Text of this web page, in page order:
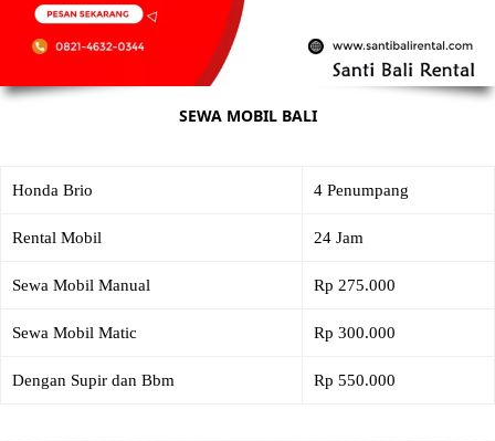
SEWA MOBIL BALI
Honda Brio 4 Penumpang
Rental Mobil 24 Jam
Sewa Mobil Manual Rp 275.000
Sewa Mobil Matic Rp 300.000
Dengan Supir dan Bbm Rp 550.000